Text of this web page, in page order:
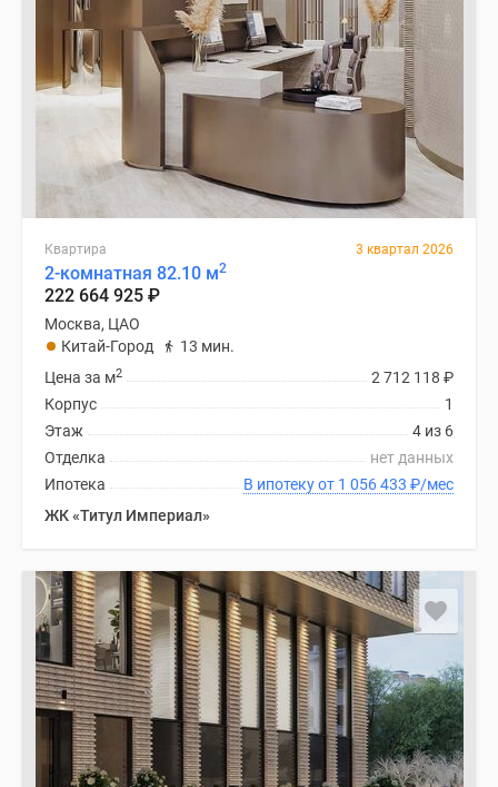
Квартира 3 квартал 2026
2-комнатная 82.10 м2
222 664 925 ₽
Москва, ЦАО
Китай-Город
13 мин.
2 712 118 ₽
Цена за м2
1
Корпус
4 из 6
Этаж
нет данных
Отделка
В ипотеку от 1 056 433 ₽/мес
Ипотека
ЖК «Титул Империал»